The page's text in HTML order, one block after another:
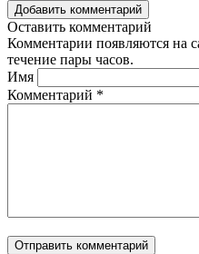
Добавить комментарий
Оставить комментарий
Комментарии появляются на
течение пары часов.
Имя
Комментарий *